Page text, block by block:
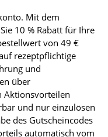
Mit dem
10 % Rabatt für Ihre
von 49 €
rezeptpflichtige
und
über
Aktionsvorteilen
und nur einzulösen
des Gutscheincodes
automatisch vom